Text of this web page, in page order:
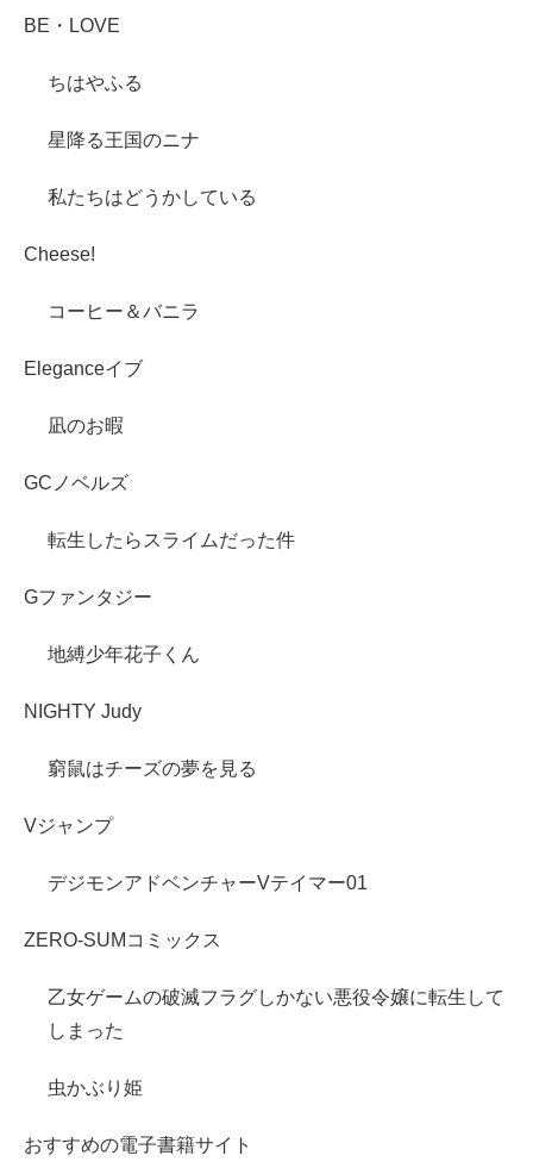
BE・LOVE
ちはやふる
星降る王国のニナ
私たちはどうかしている
Cheese!
コーヒー＆バニラ
Eleganceイブ
凪のお暇
GCノベルズ
転生したらスライムだった件
Gファンタジー
地縛少年花子くん
NIGHTY Judy
窮鼠はチーズの夢を見る
Vジャンプ
デジモンアドベンチャーVテイマー01
ZERO-SUMコミックス
乙女ゲームの破滅フラグしかない悪役令嬢に転生して
しまった
虫かぶり姫
おすすめの電子書籍サイト